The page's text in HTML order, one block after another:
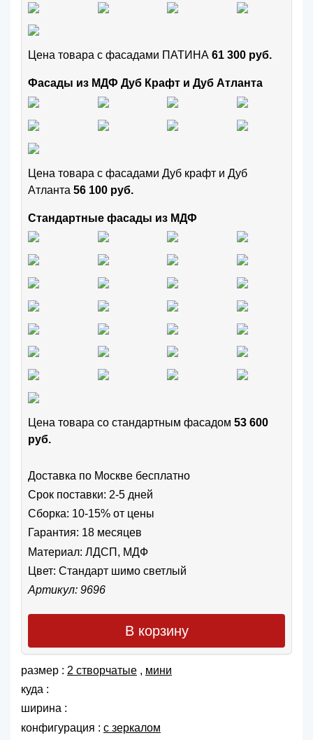
Цена товара с фасадами ПАТИНА 61 300 руб.
Фасады из МДФ Дуб Крафт и Дуб Атланта
Цена товара с фасадами Дуб крафт и Дуб
Атланта 56 100 руб.
Стандартные фасады из МДФ
Цена товара cо стандартным фасадом 53 600
руб.
Доставка по Москве бесплатно
Срок поставки: 2-5 дней
Сборка: 10-15% от цены
Гарантия: 18 месяцев
Материал: ЛДСП, МДФ
Цвет: Стандарт шимо светлый
Артикул: 9696
В корзину
размер : 2 створчатые , мини
куда :
ширина :
конфигурация : с зеркалом